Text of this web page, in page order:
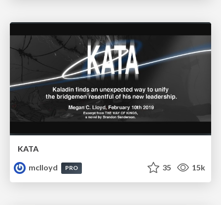
KATA
mclloyd
PRO 35 15k